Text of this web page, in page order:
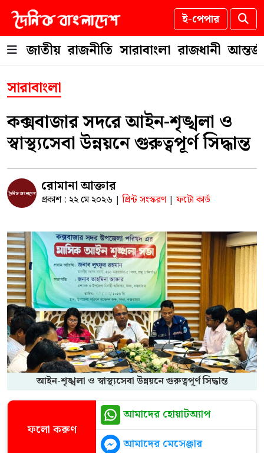
ই-পেপার
জাতীয় রাজনীতি সারাবাংলা রাজধানী
সারাবাংলা
কক্সবাজার সদরে আইন-শৃঙ্খলা ও
স্বাস্থ্যসেবা উন্নয়নে গুরুত্বপূর্ণ সিদ্ধান্ত
রোমানা আক্তার
প্রকাশ : ২২ মে ২০২৬ | প্রিন্ট সংস্করণ | ফটো কার্ড
আইন-শৃঙ্খলা ও স্বাস্থ্যসেবা উন্নয়নে গুরুত্বপূর্ণ সিদ্ধান্ত
ফলো করুণ
আমাদের হোয়াটঅ্যাপ
আমাদের মেসেঞ্জার